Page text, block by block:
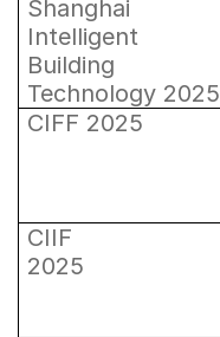
Shanghai
Intelligent
Building
Technology 2025
CIFF 2025
CIIF
2025